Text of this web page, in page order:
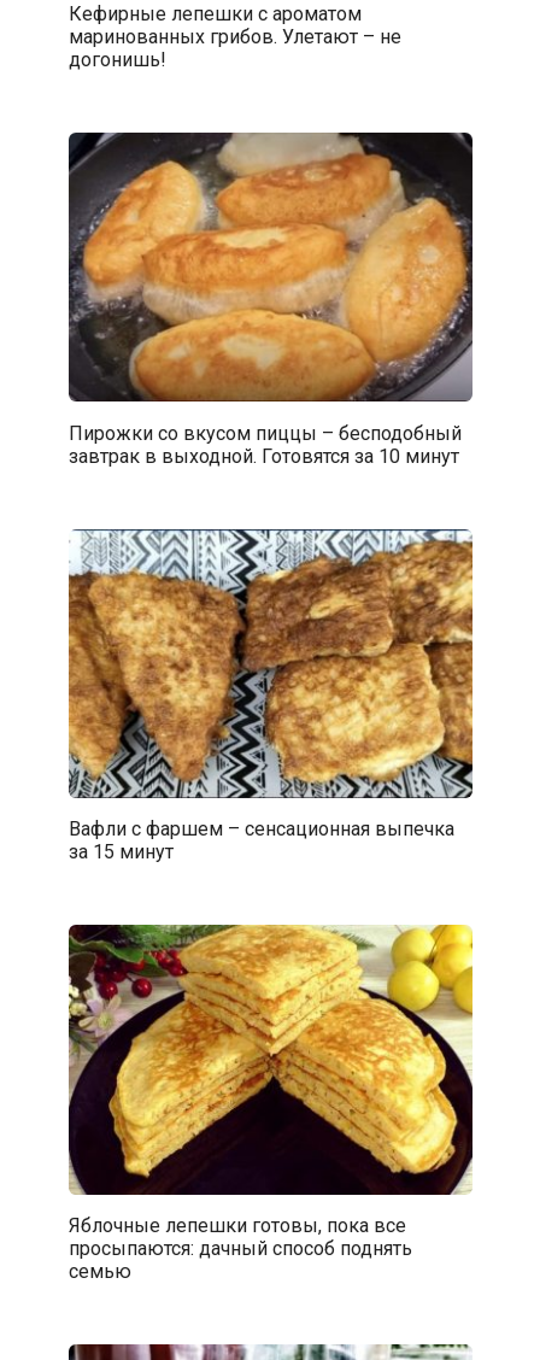
Кефирные лепешки с ароматом
маринованных грибов. Улетают – не
догонишь!
Пирожки со вкусом пиццы – бесподобный
завтрак в выходной. Готовятся за 10 минут
Вафли с фаршем – сенсационная выпечка
за 15 минут
Яблочные лепешки готовы, пока все
просыпаются: дачный способ поднять
семью